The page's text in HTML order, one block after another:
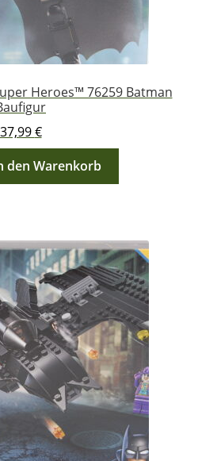
Heroes™ 76259 Batman
37,99€
den Warenkorb